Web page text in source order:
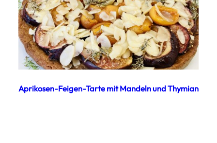
Aprikosen-Feigen-Tarte mit Mandeln und Thymian